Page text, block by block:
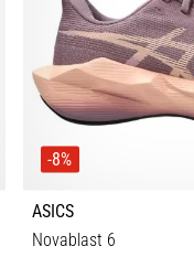
-8%
ASICS
Novablast 6